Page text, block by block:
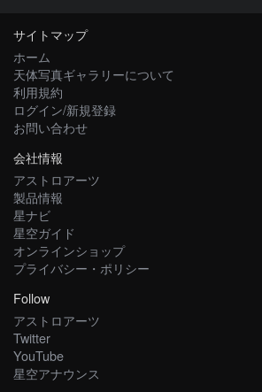
サイトマップ
ホーム
天体写真ギャラリーについて
利用規約
ログイン/新規登録
お問い合わせ
会社情報
アストロアーツ
製品情報
星ナビ
星空ガイド
オンラインショップ
プライバシー・ポリシー
Follow
アストロアーツ
Twitter
YouTube
星空アナウンス